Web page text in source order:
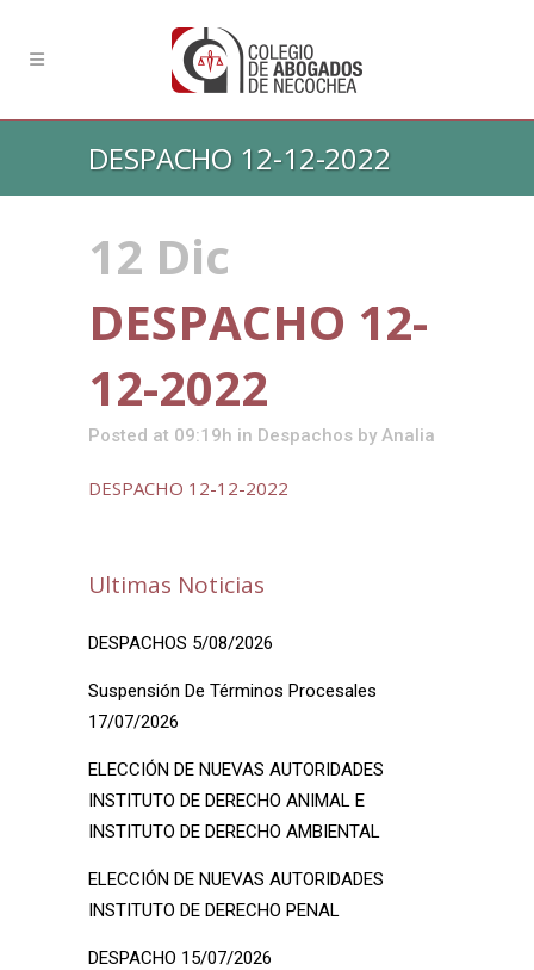
DESPACHO 12-12-2022
12 Dic
DESPACHO 12-
12-2022
Posted at 09:19h in Despachos by Analia
DESPACHO 12-12-2022
Ultimas Noticias
DESPACHOS 5/08/2026
Suspensión De Términos Procesales
17/07/2026
ELECCIÓN DE NUEVAS AUTORIDADES
INSTITUTO DE DERECHO ANIMAL E
INSTITUTO DE DERECHO AMBIENTAL
ELECCIÓN DE NUEVAS AUTORIDADES
INSTITUTO DE DERECHO PENAL
DESPACHO 15/07/2026